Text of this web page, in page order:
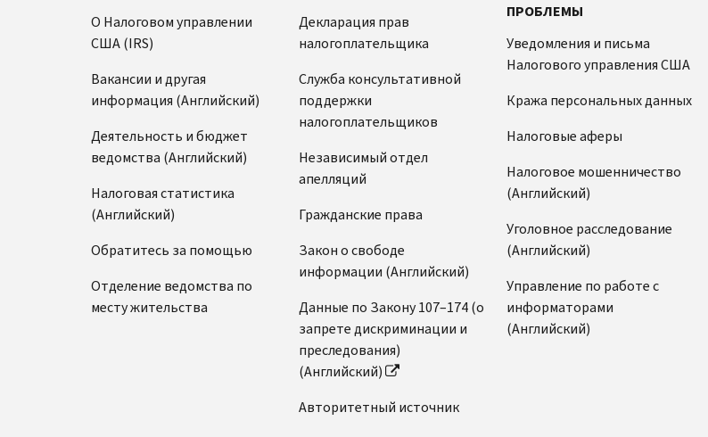
О Налоговом управлении
США (IRS)
Вакансии и другая
информация (Английский)
Деятельность и бюджет
ведомства (Английский)
Налоговая статистика
(Английский)
Обратитесь за помощью
Отделение ведомства по
месту жительства
Декларация прав
налогоплательщика
Служба консультативной
поддержки
налогоплательщиков
Независимый отдел
апелляций
Гражданские права
Закон о свободе
информации (Английский)
Данные по Закону 107–174 (о
запрете дискриминации и
преследования)
(Английский)
Авторитетный источник
ПРОБЛЕМЫ
Уведомления и письма
Налогового управления США
Кража персональных данных
Налоговые аферы
Налоговое мошенничество
(Английский)
Уголовное расследование
(Английский)
Управление по работе с
информаторами
(Английский)